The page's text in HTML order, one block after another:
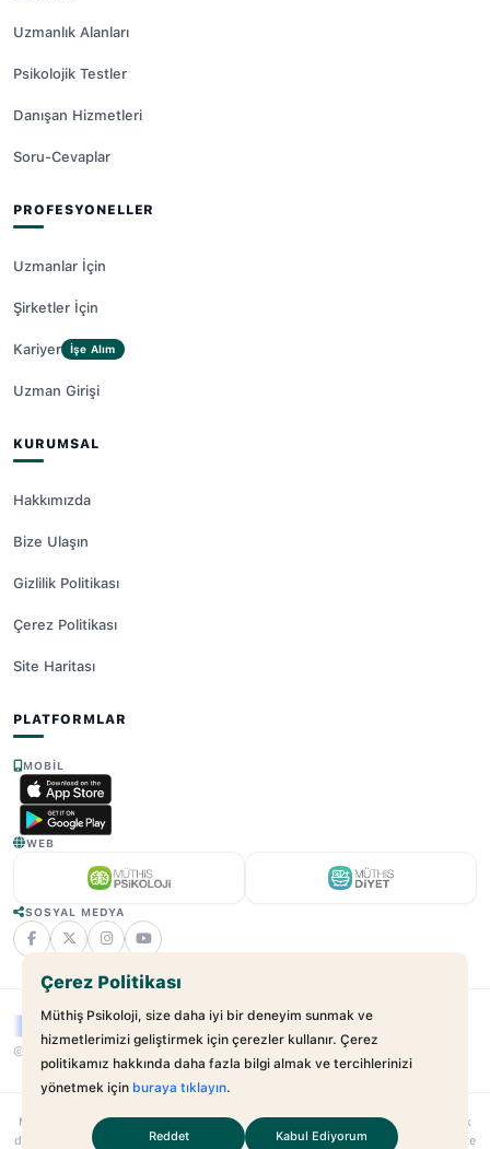
Uzmanlık Alanları
Psikolojik Testler
Danışan Hizmetleri
Soru-Cevaplar
PROFESYONELLER
Uzmanlar İçin
Şirketler İçin
Kariyer İşe Alım
Uzman Girişi
KURUMSAL
Hakkımızda
Bize Ulaşın
Gizlilik Politikası
Çerez Politikası
Site Haritası
PLATFORMLAR
MOBIL
WEB
SOSYAL MEDYA
© 2025 - 2026 Müthiş Psikoloji. Tüm Hakları Saklıdır.
Muthispsikoloji.combağımsız bir dijital sağlık platformudur; hastane veya klinik
değildir. Sunulan hizmetler uzman–danışan ilişkilerini kolaylaştırmayı amaçlar. Site
Çerez Politikası
Müthiş Psikoloji, size daha iyi bir deneyim sunmak ve
hizmetlerimizi geliştirmek için çerezler kullanır. Çerez
politikamız hakkında daha fazla bilgi almak ve tercihlerinizi
yönetmek için buraya tıklayın.
Reddet Kabul Ediyorum